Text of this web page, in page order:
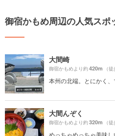
御宿かもめ周辺の人気スポ
大間崎
御宿かもめより約420m （
本州の北端。とにかく、
大間んぞく
御宿かもめより約320m （